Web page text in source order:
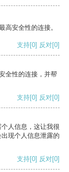
高安全性的连接。
支持[0] 反对[0]
全性的连接，并帮
支持[0] 反对[0]
人信息，这让我很
现个人信息泄露的
支持[0] 反对[0]